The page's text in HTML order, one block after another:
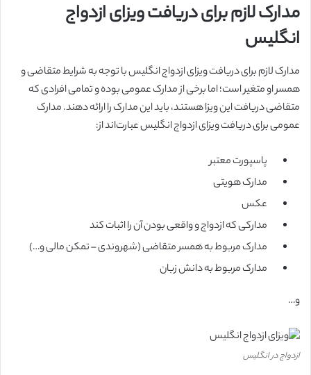
مدارک لازم برای دریافت ویزای ازدواج
انگلیس
مدارک لازم برای دریافت ویزای ازدواج انگلیس با توجه به شرایط متقاضی و
همسر او متغیر است؛ اما برخی از مدارک عمومی بوده و تمامی افرادی که
متقاضی دریافت این ویزا هستند، باید این مدارک را ارائه دهند. مدارک
عمومی برای دریافت ویزای ازدواج انگلیس عبارت‌اند از:
پاسپورت معتبر
مدارک هویتی
عکس
مدارکی که ازدواج و واقعی بودن آن را اثبات کند
مدارک مربوط به همسر متقاضی (شهروندی–تمکن مالی و…)
مدارک مربوط به دانش زبان
و…
ازدواج در انگلیس